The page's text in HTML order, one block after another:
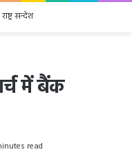
में बैंक
read